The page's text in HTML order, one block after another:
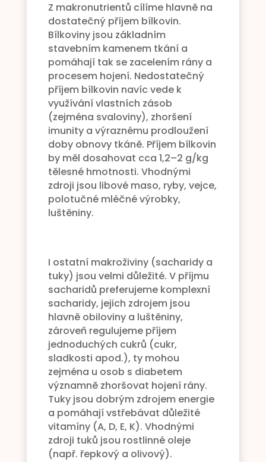
Z makronutrientů cílíme hlavně na
dostatečný příjem bílkovin.
Bílkoviny jsou základním
stavebním kamenem tkání a
pomáhají tak se zacelením rány a
procesem hojení. Nedostatečný
příjem bílkovin navíc vede k
využívání vlastních zásob
(zejména svaloviny), zhoršení
imunity a výraznému prodloužení
doby obnovy tkáně. Příjem bílkovin
by měl dosahovat cca 1,2–2 g/kg
tělesné hmotnosti. Vhodnými
zdroji jsou libové maso, ryby, vejce,
polotučné mléčné výrobky,
luštěniny.
I ostatní makroživiny (sacharidy a
tuky) jsou velmi důležité. V příjmu
sacharidů preferujeme komplexní
sacharidy, jejich zdrojem jsou
hlavně obiloviny a luštěniny,
zároveň regulujeme příjem
jednoduchých cukrů (cukr,
sladkosti apod.), ty mohou
zejména u osob s diabetem
významně zhoršovat hojení rány.
Tuky jsou dobrým zdrojem energie
a pomáhají vstřebávat důležité
vitamíny (A, D, E, K). Vhodnými
zdroji tuků jsou rostlinné oleje
(např. řepkový a olivový).